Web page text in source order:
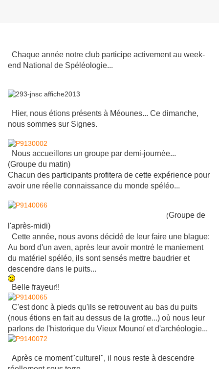
Chaque année notre club participe activement au week-
end National de Spéléologie...
Hier, nous étions présents à Méounes... Ce dimanche,
nous sommes sur Signes.
Nous accueillons un groupe par demi-journée...
(Groupe du matin)
Chacun des participants profitera de cette expérience pour
avoir une réelle connaissance du monde spéléo...
(Groupe de
l'après-midi)
Cette année, nous avons décidé de leur faire une blague:
Au bord d'un aven, après leur avoir montré le maniement
du matériel spéléo, ils sont sensés mettre baudrier et
descendre dans le puits...
Belle frayeur!!
C'est donc à pieds qu'ils se retrouvent au bas du puits
(nous étions en fait au dessus de la grotte...) où nous leur
parlons de l'historique du Vieux Mounoï et d'archéologie...
Après ce moment"culturel", il nous reste à descendre